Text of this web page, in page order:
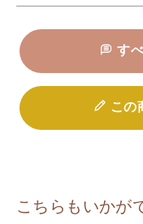
す
この
こちらもいかが